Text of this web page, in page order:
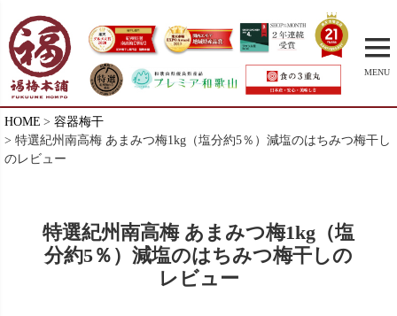
MENU
HOME
容器梅干
特選紀州南高梅 あまみつ梅1kg（塩分約5％）減塩のはちみつ梅干し
のレビュー
特選紀州南高梅 あまみつ梅1kg（塩
分約5％）減塩のはちみつ梅干しの
レビュー